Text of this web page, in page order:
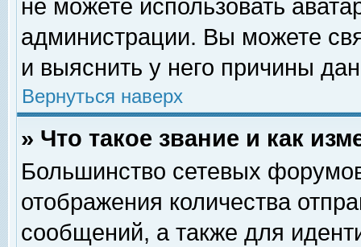
не можете использовать
администрации. Вы можете
и выяснить у него причины
Вернуться наверх
» Что такое звание и как
Большинство сетевых
отображения количества
сообщений, а также для